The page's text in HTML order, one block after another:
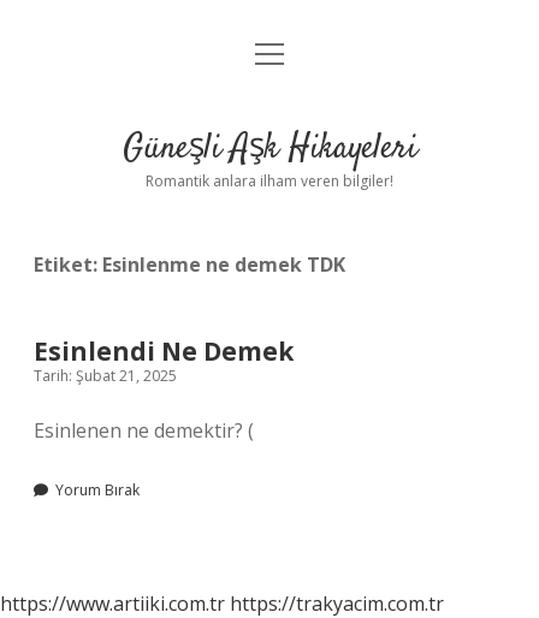
Anasayfa
Yasal Uyarı
menüyü
Güneşli Aşk Hikayeleri
Romantik anlara ilham veren bilgiler!
Etiket: Esinlenme ne demek TDK
Esinlendi Ne Demek
Tarih: Şubat 21, 2025
Esinlenen ne demektir? (
Yorum Bırak
https://www.artiiki.com.tr https://trakyacim.com.tr